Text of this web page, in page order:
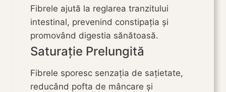
Fibrele ajută la reglarea tranzitului
intestinal, prevenind constipația și
promovând digestia sănătoasă.
Saturație Prelungită
Fibrele sporesc senzația de sațietate,
reducând pofta de mâncare și